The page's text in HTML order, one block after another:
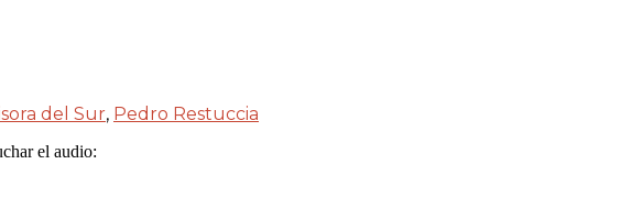
del Sur, Pedro Restuccia
el audio: